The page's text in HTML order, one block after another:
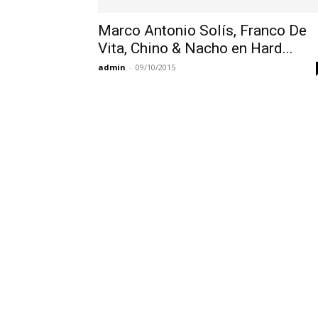
Marco Antonio Solís, Franco De
Vita, Chino & Nacho en Hard...
admin - 09/10/2015